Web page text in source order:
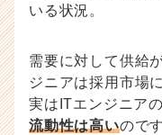
届
く
就
活
いる状況。
需要に対して供給
ジニアは採用市場
実はITエンジニア
流動性は高いのです